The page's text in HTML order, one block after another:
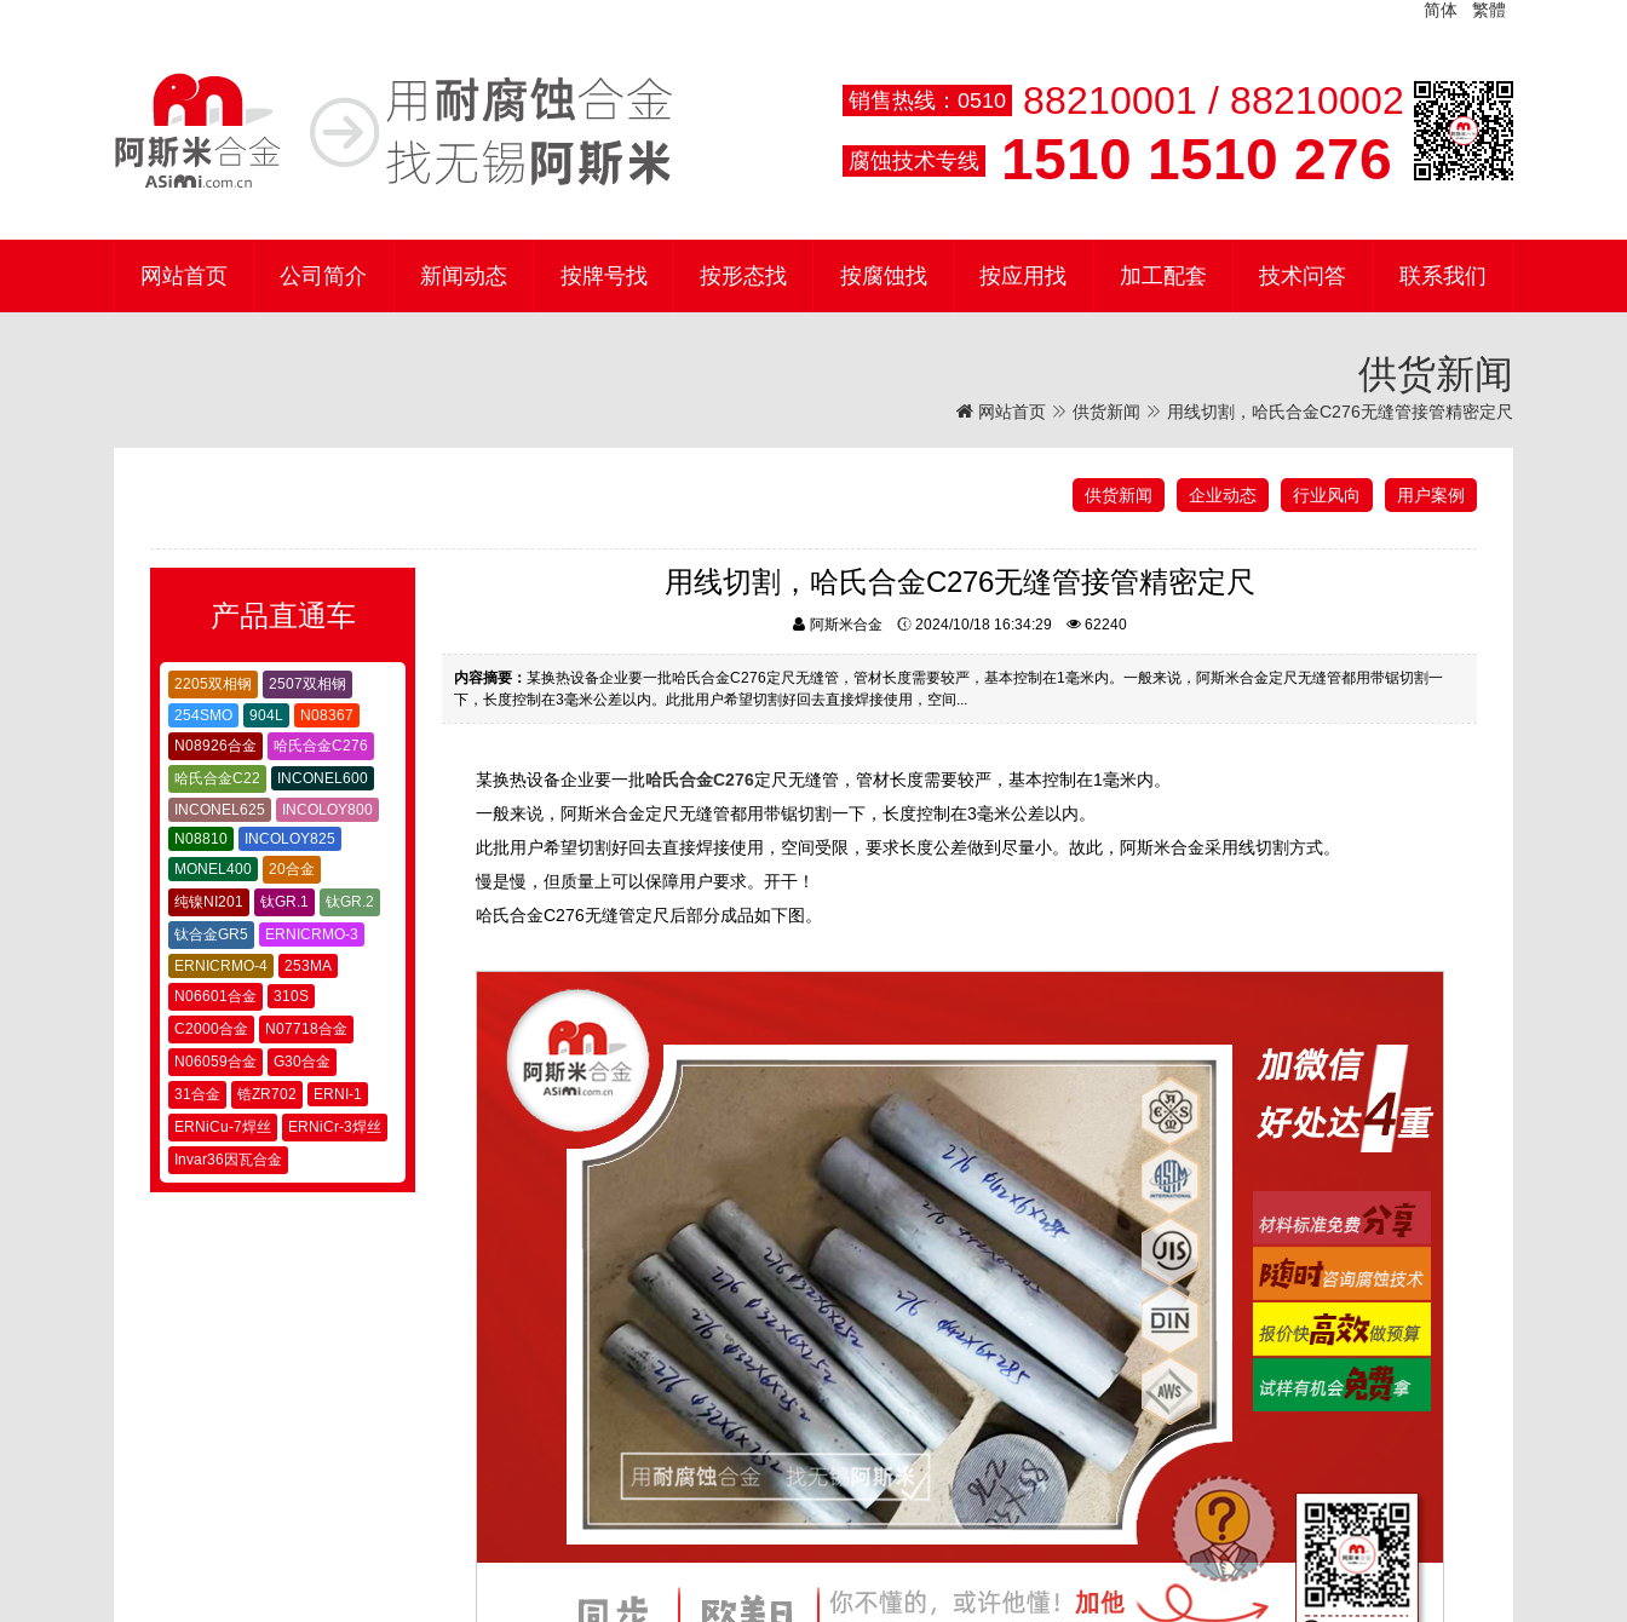
简体 繁體
销售热线：0510 88210001 / 88210002
腐蚀技术专线 1510 1510 276
网站首页 公司简介 新闻动态 按牌号找 按形态找 按腐蚀找 按应用找 加工配套 技术问答 联系我们
供货新闻
网站首页 供货新闻 用线切割，哈氏合金C276无缝管接管精密定尺
供货新闻 企业动态 行业风向 用户案例
产品直通车
2205双相钢
2507双相钢
254SMO
904L
N08367
N08926合金
哈氏合金C276
哈氏合金C22
INCONEL600
INCONEL625
INCOLOY800
N08810
INCOLOY825
MONEL400
20合金
纯镍NI201
钛GR.1
钛GR.2
钛合金GR5
ERNICRMO-3
ERNICRMO-4
253MA
N06601合金
310S
C2000合金
N07718合金
N06059合金
G30合金
31合金
锆ZR702
ERNI-1
ERNiCu-7焊丝
ERNiCr-3焊丝
Invar36因瓦合金
用线切割，哈氏合金C276无缝管接管精密定尺
阿斯米合金 2024/10/18 16:34:29 62240
内容摘要：某换热设备企业要一批哈氏合金C276定尺无缝管，管材长度需要较严，基本控制在1毫米内。一般来说，阿斯米合金定尺无缝管都用带锯切割一
下，长度控制在3毫米公差以内。此批用户希望切割好回去直接焊接使用，空间...
某换热设备企业要一批哈氏合金C276定尺无缝管，管材长度需要较严，基本控制在1毫米内。
一般来说，阿斯米合金定尺无缝管都用带锯切割一下，长度控制在3毫米公差以内。
此批用户希望切割好回去直接焊接使用，空间受限，要求长度公差做到尽量小。故此，阿斯米合金采用线切割方式。
慢是慢，但质量上可以保障用户要求。开干！
哈氏合金C276无缝管定尺后部分成品如下图。